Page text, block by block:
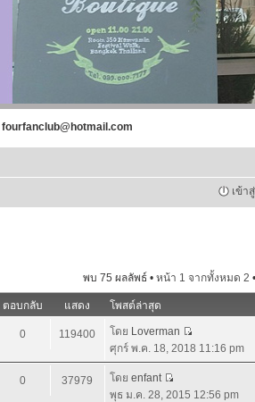
fourfanclub@hotmail.com
เข้า
พบ 75 ผลลัพธ์ • หน้า 1 จากทั้งหมด 2
ตอบกลับ แสดง
โพสต์ล่าสุด
0 119400 โดย Loverman
ศุกร์ พ.ค. 18, 2018 11:16 pm
0 37979 โดย enfant
พุธ ม.ค. 28, 2015 12:56 pm